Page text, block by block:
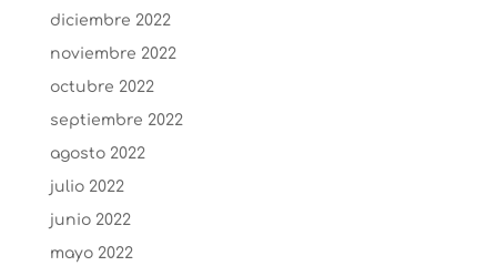
diciembre 2022
noviembre 2022
octubre 2022
septiembre 2022
agosto 2022
julio 2022
junio 2022
mayo 2022